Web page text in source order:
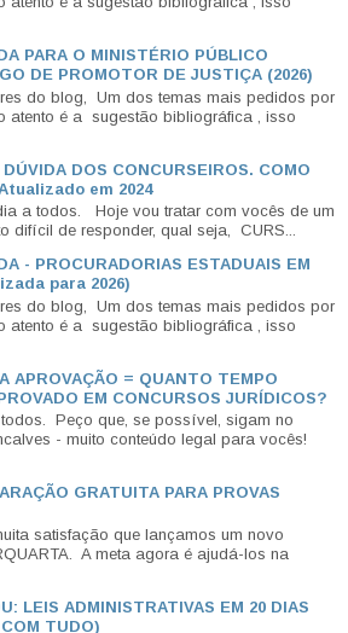
PARA O MINISTÉRIO PÚBLICO
DE PROMOTOR DE JUSTIÇA (2026)
do blog, Um dos temas mais pedidos por
atento é a sugestão bibliográfica , isso
DOS CONCURSEIROS. COMO
em 2024
a todos. Hoje vou tratar com vocês de um
difícil de responder, qual seja, CURS...
- PROCURADORIAS ESTADUAIS EM
para 2026)
do blog, Um dos temas mais pedidos por
atento é a sugestão bibliográfica , isso
APROVAÇÃO = QUANTO TEMPO
EM CONCURSOS JURÍDICOS?
Peço que, se possível, sigam no
- muito conteúdo legal para vocês!
GRATUITA PARA PROVAS
satisfação que lançamos um novo
A meta agora é ajudá-los na
LEIS ADMINISTRATIVAS EM 20 DIAS
TUDO)